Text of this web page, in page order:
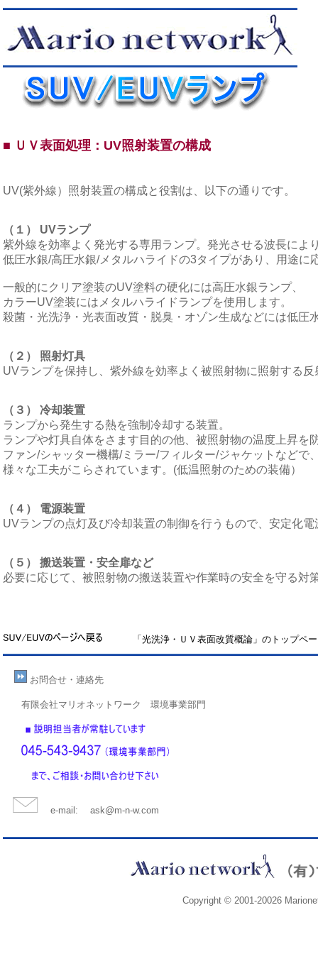
■ ＵＶ表面処理 ：UV照射装置の構成
UV(紫外線）照射装置の構成と役割は、以下の通りです。
（１） UVランプ
紫外線を効率よく発光する専用ランプ。発光させる波長によ
低圧水銀/高圧水銀/メタルハライドの3タイプがあり、用途に
一般的にクリア塗装のUV塗料の硬化には高圧水銀ランプ、
カラーUV塗装にはメタルハライドランプを使用します。
殺菌・光洗浄・光表面改質・脱臭・オゾン生成などには低圧
（２） 照射灯具
UVランプを保持し、紫外線を効率よく被照射物に照射する
（３） 冷却装置
ランプから発生する熱を強制冷却する装置。
ランプや灯具自体をさます目的の他、被照射物の温度上昇を
ファン/シャッター機構/ミラー/フィルター/ジャケットなどで
様々な工夫がこらされています。(低温照射のための装備）
（４） 電源装置
UVランプの点灯及び冷却装置の制御を行うもので、安定化
（５） 搬送装置・安全扉など
必要に応じて、被照射物の搬送装置や作業時の安全を守る対
「光洗浄・ＵＶ表面改質概論」のトップペ
お問合せ ・連絡先
有限会社マリオネットワーク 環境事業部門
e-mail: ask@m-n-w.com
Copyright © 2001-20026